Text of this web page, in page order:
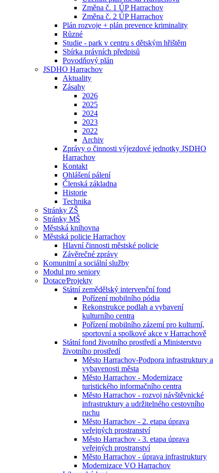
Změna č. 1 ÚP Harrachov
Změna č. 2 ÚP Harrachov
Plán rozvoje + plán prevence kriminality
Různé
Studie - park v centru s dětským hřištěm
Sbírka právních předpisů
Povodňový plán
JSDHO Harrachov
Aktuality
Zásahy
2026
2025
2024
2023
2022
Archiv
Zprávy o činnosti výjezdové jednotky JSDHO
Harrachov
Kontakt
Ohlášení pálení
Členská základna
Historie
Technika
Stránky ZŠ
Stránky MŠ
Městská knihovna
Městská policie Harrachov
Hlavní činnosti městské policie
Závěrečné zprávy
Komunitní a sociální služby
Modul pro seniory
Dotace⁄Projekty
Státní zemědělský intervenční fond
Pořízení mobilního pódia
Rekonstrukce podlah a vybavení
kulturního centra
Pořízení mobilního zázemí pro kulturní,
sportovní a spolkové akce v Harrachově
Státní fond životního prostředí a Ministerstvo
životního prostředí
Město Harrachov-Podpora infrastruktury a
vybavenosti města
Město Harrachov - Modernizace
turistického informačního centra
Město Harrachov - rozvoj návštěvnické
infrastruktury a udržitelného cestovního
ruchu
Město Harrachov - 2. etapa úprava
veřejných prostranství
Město Harrachov - 3. etapa úprava
veřejných prostranství
Město Harrachov - úprava infrastruktury
Modernizace VO Harrachov